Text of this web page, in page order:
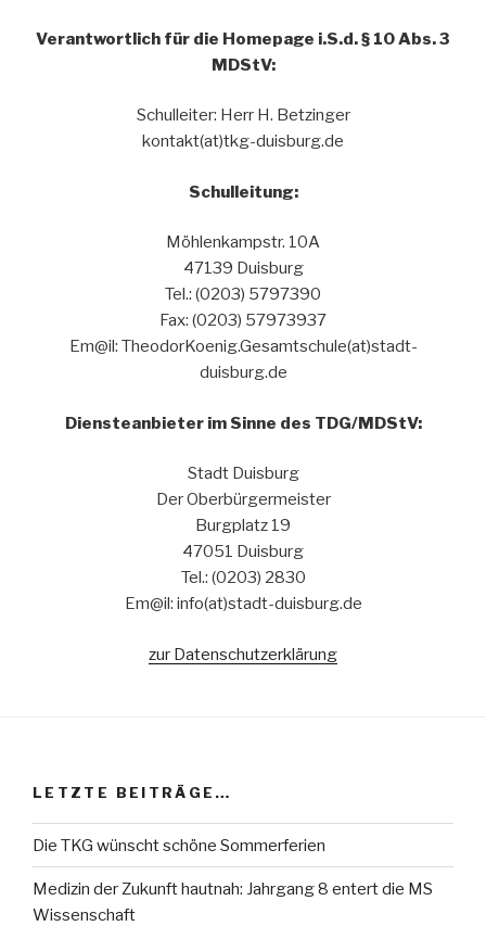
Verantwortlich für die Homepage i.S.d. § 10 Abs. 3
MDStV:
Schulleiter: Herr H. Betzinger
kontakt(at)tkg-duisburg.de
Schulleitung:
Möhlenkampstr. 10A
47139 Duisburg
Tel.: (0203) 5797390
Fax: (0203) 57973937
Em@il: TheodorKoenig.Gesamtschule(at)stadt-
duisburg.de
Diensteanbieter im Sinne des TDG/MDStV:
Stadt Duisburg
Der Oberbürgermeister
Burgplatz 19
47051 Duisburg
Tel.: (0203) 2830
Em@il: info(at)stadt-duisburg.de
zur Datenschutzerklärung
LETZTE BEITRÄGE…
Die TKG wünscht schöne Sommerferien
Medizin der Zukunft hautnah: Jahrgang 8 entert die MS
Wissenschaft